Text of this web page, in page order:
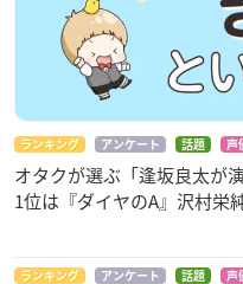
ランキング アンケート 話題 声
オタクが選ぶ「逢坂良太が
1位は『ダイヤのA』沢村栄
ランキング アンケート 話題 声